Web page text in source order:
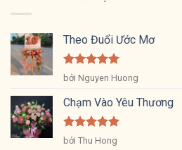
Theo Đuổi Ước Mơ
Được xếp
hạng 55
sao
bởi Nguyen Huong
Chạm Vào Yêu Thương
Được xếp
bởi Thu Hong